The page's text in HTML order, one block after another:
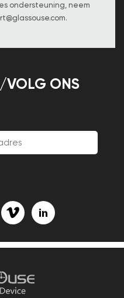
ondersteuning, neem
.
VOLG ONS